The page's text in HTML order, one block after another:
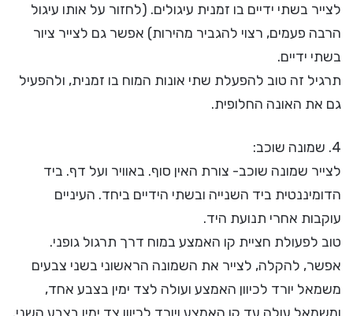
לצייר בשתי ידיים בו זמנית עיגולים. (לחזור על אותו עיגול
הרבה פעמים, רצוי להגביר מהירות) אפשר גם לצייר ציור
בשתי ידיים.
תרגיל זה טוב להפעלת שתי אונות המוח בו זמנית, ולהפעיל
גם את האונה החלופית.
4. שמונה שוכב:
לצייר שמונה שוכב- צורת האין סוף. באוויר ועל דף. ביד
הדומיננטית ביד השנייה ובשתי הידיים ביחד. העיניים
עוקבות אחרי תנועת היד.
טוב לפעולת חציית קו האמצע במוח דרך תרגול גופני.
אפשר, להקלה, לצייר את השמונה הראשוני בשני צבעים
משמאל יורד לכיוון האמצע ועולה לצד ימין בצבע אחד,